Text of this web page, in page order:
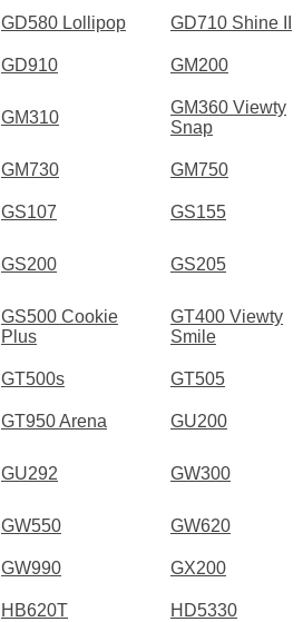
GD580 Lollipop GD710 Shine II
GD910 GM200
GM310
GM360 Viewty
Snap
GM730 GM750
GS107 GS155
GS200 GS205
GS500 Cookie
Plus
GT400 Viewty
Smile
GT500s GT505
GT950 Arena GU200
GU292 GW300
GW550 GW620
GW990 GX200
HB620T HD5330